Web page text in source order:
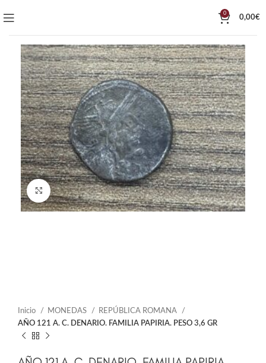
0
0,00€
Click to enlarge
Inicio MONEDAS
REPÚBLICA ROMANA
AÑO 121 A. C. DENARIO. FAMILIA PAPIRIA. PESO 3,6 GR